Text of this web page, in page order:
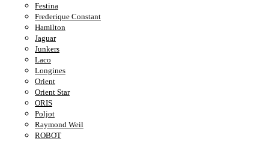
Festina
Frederique Constant
Hamilton
Jaguar
Junkers
Laco
Longines
Orient
Orient Star
ORIS
Poljot
Raymond Weil
ROBOT